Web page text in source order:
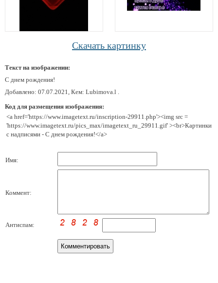
Скачать картинку
Текст на изображении:
С днем рождения!
Добавлено: 07.07.2021, Кем: Lubimova.l .
Код для размещения изображения:
<a href='https://www.imagetext.ru/inscription-29911.php'><img src =
'https://www.imagetext.ru/pics_max/imagetext_ru_29911.gif' ><br>Картинки
с надписями - С днем рождения!</a>
Имя:
Коммент:
Антиспам: